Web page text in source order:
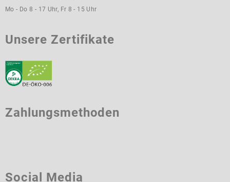
Mo - Do 8 - 17 Uhr, Fr 8 - 15 Uhr
Unsere Zertifikate
Zahlungsmethoden
Social Media